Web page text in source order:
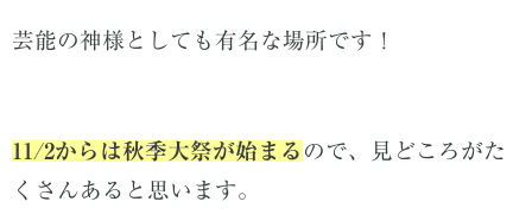
芸能の神様としても有名な場所です！
11/2からは秋季大祭が始まる ので、見どころがた
くさんあると思います。